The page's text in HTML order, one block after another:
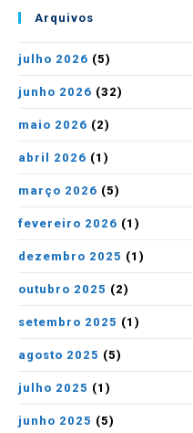
Arquivos
julho 2026 (5)
junho 2026 (32)
maio 2026 (2)
abril 2026 (1)
março 2026 (5)
fevereiro 2026 (1)
dezembro 2025 (1)
outubro 2025 (2)
setembro 2025 (1)
agosto 2025 (5)
julho 2025 (1)
junho 2025 (5)